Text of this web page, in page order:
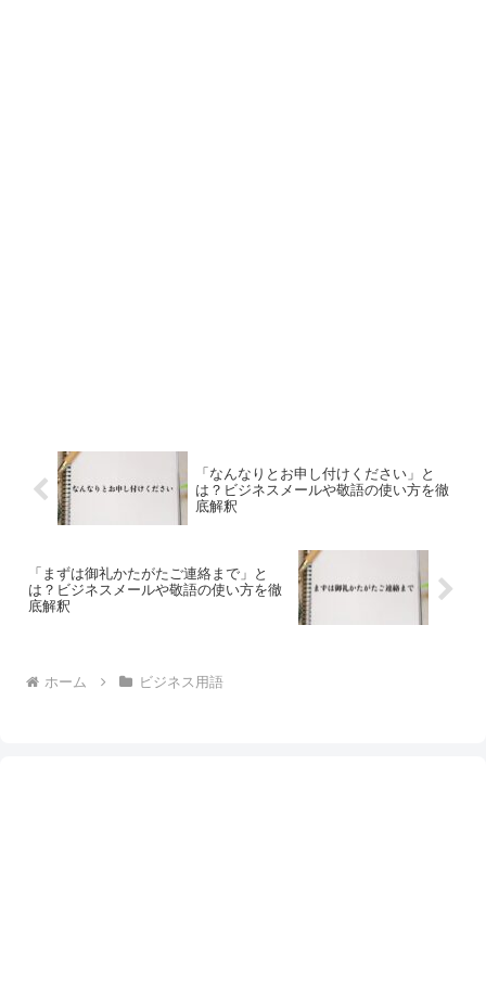
「なんなりとお申し付けください」と
は？ビジネスメールや敬語の使い方を徹
底解釈
「まずは御礼かたがたご連絡まで」と
は？ビジネスメールや敬語の使い方を徹
底解釈
ホーム ビジネス用語